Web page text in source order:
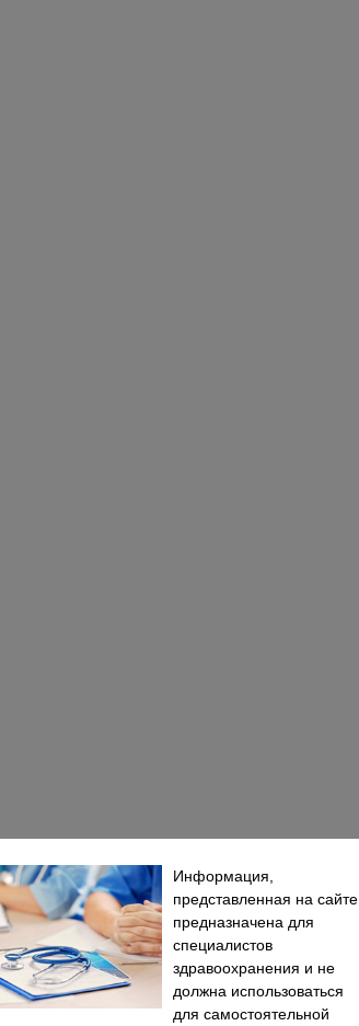
Информация,
представленная на сайте,
предназначена для
специалистов
здравоохранения и не
должна использоваться
для самостоятельной